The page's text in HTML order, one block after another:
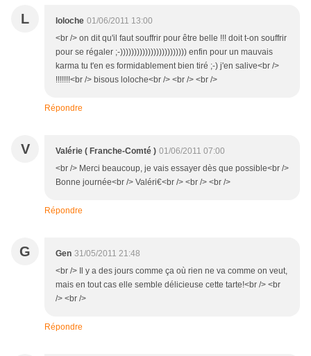
L loloche 01/06/2011 13:00
<br /> on dit qu'il faut souffrir pour être belle !!! doit t-on souffrir
pour se régaler ;-)))))))))))))))))))))))) enfin pour un mauvais
karma tu t'en es formidablement bien tiré ;-) j'en salive<br />
!!!!!!!<br /> bisous loloche<br /> <br /> <br />
Répondre
V Valérie ( Franche-Comté ) 01/06/2011 07:00
<br /> Merci beaucoup, je vais essayer dès que possible<br />
Bonne journée<br /> Valéri€<br /> <br /> <br />
Répondre
G Gen 31/05/2011 21:48
<br /> Il y a des jours comme ça où rien ne va comme on veut,
mais en tout cas elle semble délicieuse cette tarte!<br /> <br
/> <br />
Répondre